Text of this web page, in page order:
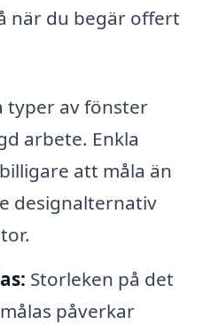
när du begär offert
typer av fönster
arbete. Enkla
att måla än
designalternativ
Storleken på det
påverkar